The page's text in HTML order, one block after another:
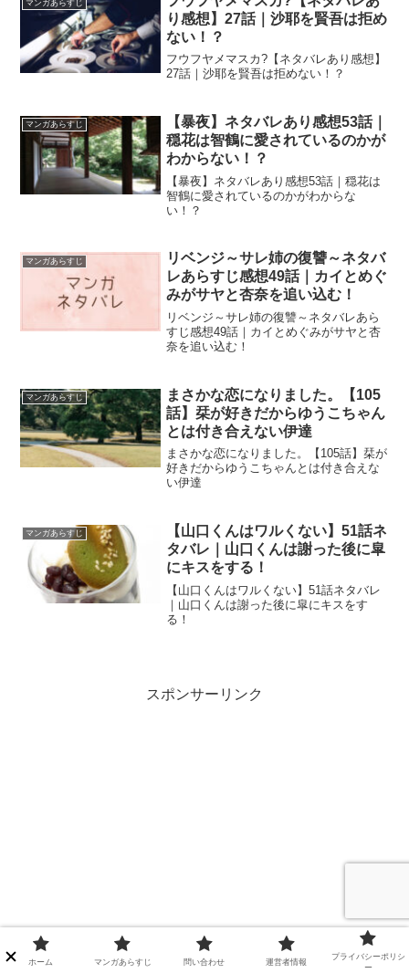
マンガあらすじ
り感想】27話｜沙耶を賢吾は拒め
ない！？
フウフヤメマスカ?【ネタバレあり感想】
27話｜沙耶を賢吾は拒めない！？
マンガあらすじ
【暴夜】ネタバレあり感想53話｜
穏花は智鶴に愛されているのかが
わからない！？
【暴夜】ネタバレあり感想53話｜穏花は
智鶴に愛されているのかがわからな
い！？
マンガあらすじ
リベンジ～サレ姉の復讐～ネタバ
レあらすじ感想49話｜カイとめぐ
みがサヤと杏奈を追い込む！
リベンジ～サレ姉の復讐～ネタバレあら
すじ感想49話｜カイとめぐみがサヤと杏
奈を追い込む！
マンガあらすじ
まさかな恋になりました。【105
話】栞が好きだからゆうこちゃん
とは付き合えない伊達
まさかな恋になりました。【105話】栞が
好きだからゆうこちゃんとは付き合えな
い伊達
マンガあらすじ
【山口くんはワルくない】51話ネ
タバレ｜山口くんは謝った後に皐
にキスをする！
【山口くんはワルくない】51話ネタバレ
｜山口くんは謝った後に皐にキスをす
る！
スポンサーリンク
ホーム マンガあらすじ 問い合わせ 運営者情報
プライバシーポリシ
ー